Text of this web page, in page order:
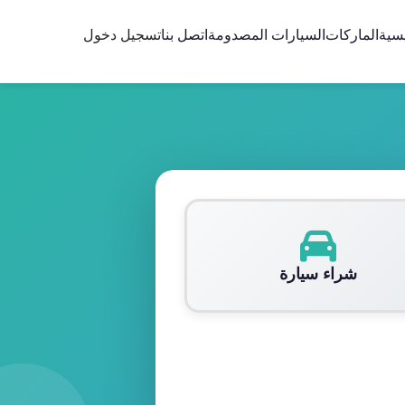
الماركات السيارات المصدومة اتصل بناتسجيل دخول
شراء سيارة